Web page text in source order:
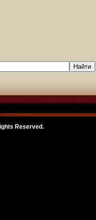
Reserved.